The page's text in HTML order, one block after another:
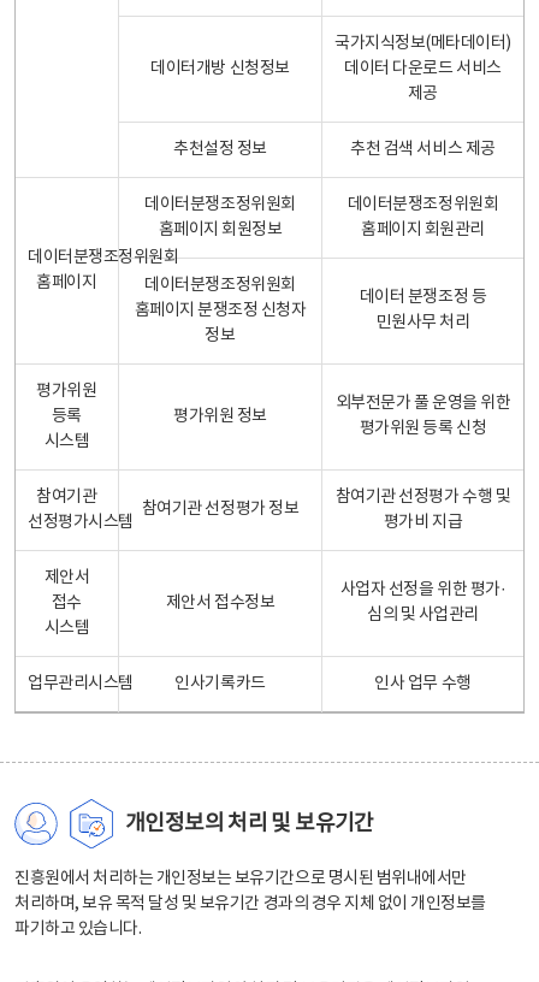
데이터개방 신청정보
국가지식정보(메타데이터)
데이터 다운로드 서비스
제공
추천설정 정보 추천 검색 서비스 제공
데이터분쟁조정위원회
홈페이지
데이터분쟁조정위원회
홈페이지 회원정보
데이터분쟁조정위원회
홈페이지 회원관리
데이터분쟁조정위원회
홈페이지 분쟁조정 신청자
정보
데이터 분쟁조정 등
민원사무 처리
평가위원
등록
시스템
평가위원 정보
외부전문가 풀 운영을 위한
평가위원 등록 신청
참여기관
선정평가시스템
참여기관 선정평가 정보
참여기관 선정평가 수행 및
평가비 지급
제안서
접수
시스템
제안서 접수정보
사업자 선정을 위한 평가·
심의 및 사업관리
업무관리시스템 인사기록카드 인사 업무 수행
개인정보의 처리 및 보유기간
진흥원에서 처리하는 개인정보는 보유기간으로 명시된 범위내에서만
처리하며, 보유 목적 달성 및 보유기간 경과의 경우 지체 없이 개인정보를
파기하고 있습니다.